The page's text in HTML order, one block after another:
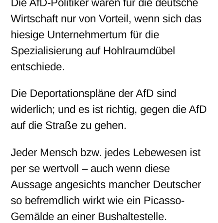
Die AfD-Politiker wären für die deutsche
Wirtschaft nur von Vorteil, wenn sich das
hiesige Unternehmertum für die
Spezialisierung auf Hohlraumdübel
entschiede.
Die Deportationspläne der AfD sind
widerlich; und es ist richtig, gegen die AfD
auf die Straße zu gehen.
Jeder Mensch bzw. jedes Lebewesen ist
per se wertvoll – auch wenn diese
Aussage angesichts mancher Deutscher
so befremdlich wirkt wie ein Picasso-
Gemälde an einer Bushaltestelle.